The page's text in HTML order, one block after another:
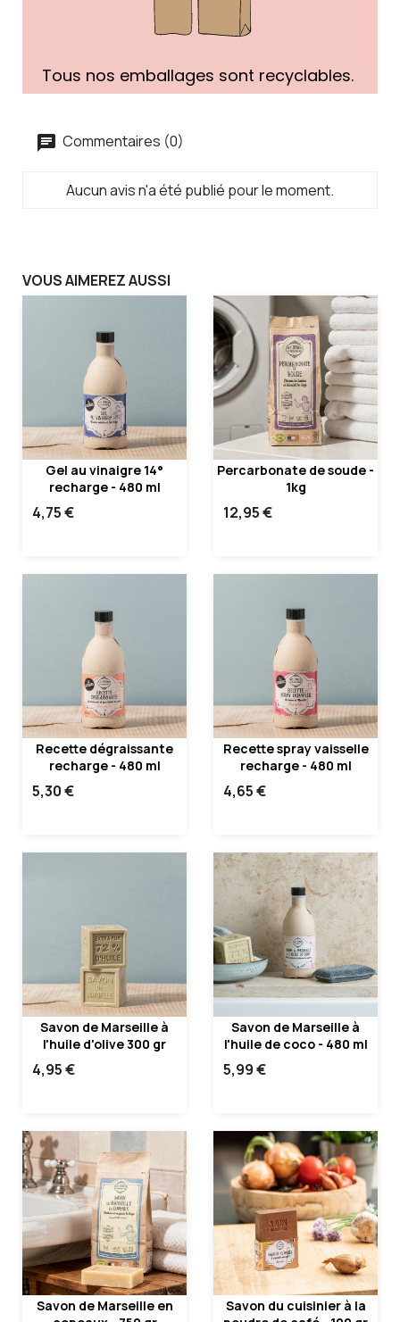
Tous nos emballages sont recyclables.
Commentaires (0)
Aucun avis n'a été publié pour le moment.
VOUS AIMEREZ AUSSI
Gel au vinaigre 14°
recharge - 480 ml
4,75 €
Percarbonate de soude -
1kg
12,95 €
Recette dégraissante
recharge - 480 ml
5,30 €
Recette spray vaisselle
recharge - 480 ml
4,65 €
Savon de Marseille à
l'huile d'olive 300 gr
4,95 €
Savon de Marseille à
l'huile de coco - 480 ml
5,99 €
Savon de Marseille en
Savon du cuisinier à la